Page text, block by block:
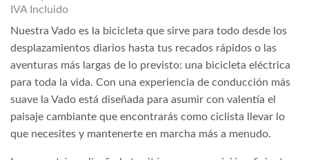
IVA Incluido
Nuestra Vado es la bicicleta que sirve para todo desde los
desplazamientos diarios hasta tus recados rápidos o las
aventuras más largas de lo previsto: una bicicleta eléctrica
para toda la vida. Con una experiencia de conducción más
suave la Vado está diseñada para asumir con valentía el
paisaje cambiante que encontrarás como ciclista llevar lo
que necesites y mantenerte en marcha más a menudo.